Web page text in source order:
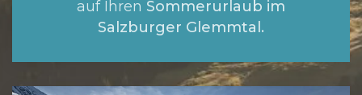
auf Ihren Sommerurlaub im
Salzburger Glemmtal.